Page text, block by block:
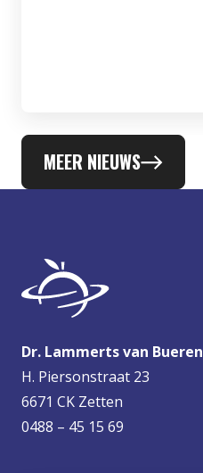
MEER NIEUWS
Dr. Lammerts van Bueren
H. Piersonstraat 23
6671 CK Zetten
0488 – 45 15 69